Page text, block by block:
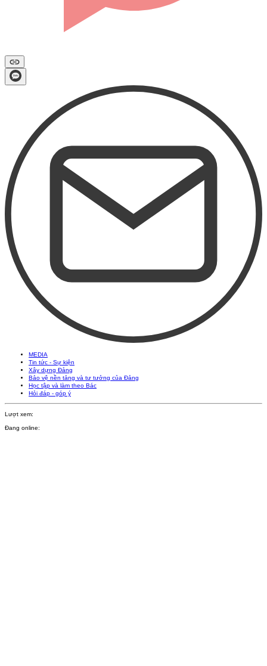
MEDIA
Tin tức - Sự kiện
Xây dựng Đảng
Bảo vệ nền tảng và tư tưởng của Đảng
Học tập và làm theo Bác
Hỏi đáp - góp ý
Lượt xem:
Đang online: